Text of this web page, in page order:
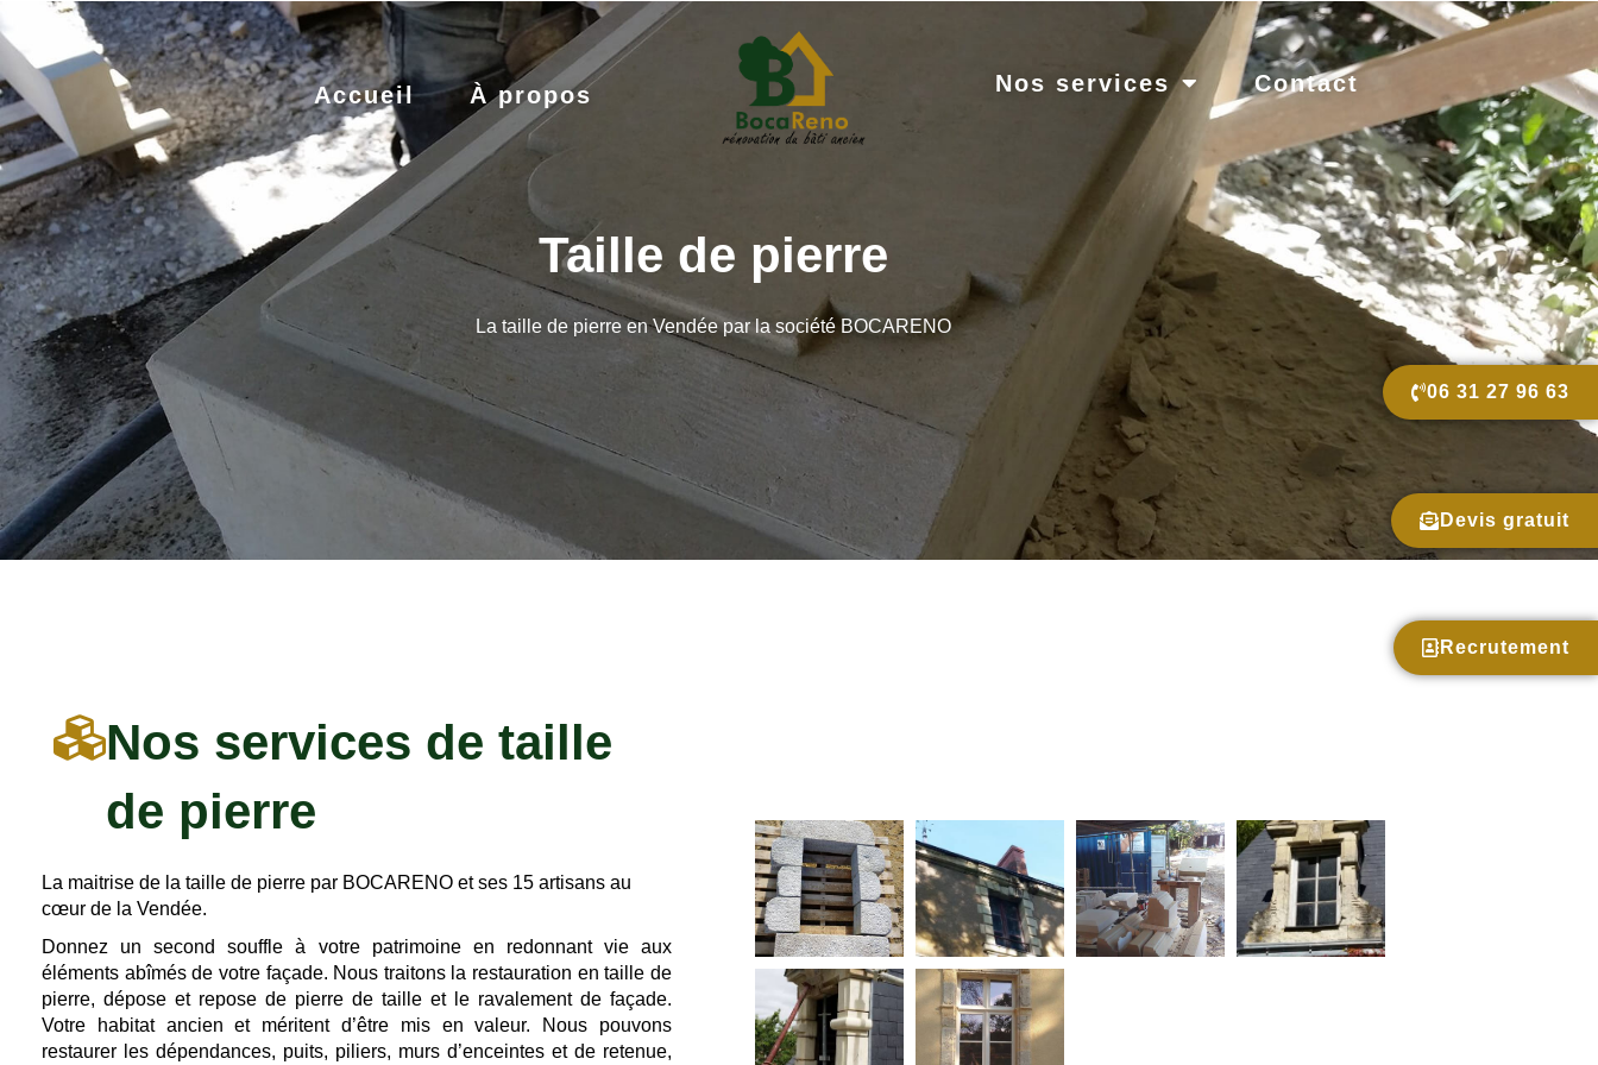
Accueil À propos Nos services Contact
06 31 27 96 63
Devis gratuit
Recrutement
Taille de pierre
La taille de pierre en Vendée par la société BOCARENO
Nos services de taille
de pierre
La maitrise de la taille de pierre par BOCARENO et ses 15 artisans au
cœur de la Vendée.
Donnez un second souffle à votre patrimoine en redonnant vie aux
éléments abîmés de votre façade. Nous traitons la restauration en taille de
pierre, dépose et repose de pierre de taille et le ravalement de façade.
Votre habitat ancien et méritent d’être mis en valeur. Nous pouvons
restaurer les dépendances, puits, piliers, murs d’enceintes et de retenue,